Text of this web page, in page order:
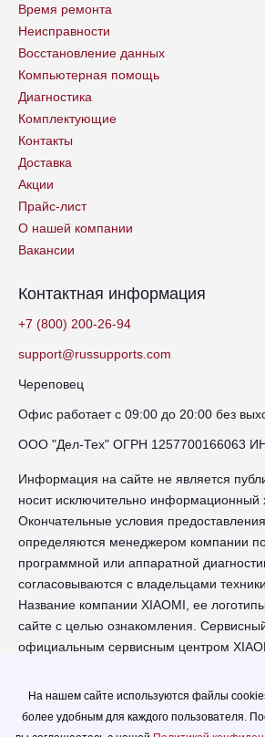
Время ремонта
Неисправности
Восстановление данных
Компьютерная помощь
Диагностика
Комплектующие
Контакты
Доставка
Акции
Прайс-лист
О нашей компании
Вакансии
Контактная информация
+7 (800) 200-26-94
support@russupports.com
Череповец
Офис работает с 09:00 до 20:00 без
ООО "Дел-Тех" ОГРН 1257700166063
Информация на сайте не является
носит исключительно информационный
Окончательные условия
определяются менеджером компании
программной или аппаратной
согласовываются с владельцами
Название компании XIAOMI, ее
сайте с целью ознакомления.
официальным сервисным центром
chr-xiaomi.russupports.com - Сервисный
Череповце - сайт сервисного центра
ремонту техники XIAOMI
На нашем сайте используются файлы
более удобным для каждого пользователя.